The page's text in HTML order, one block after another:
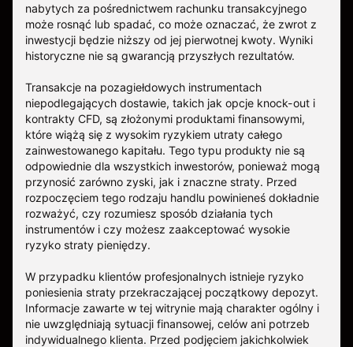
nabytych za pośrednictwem rachunku transakcyjnego
może rosnąć lub spadać, co może oznaczać, że zwrot z
inwestycji będzie niższy od jej pierwotnej kwoty. Wyniki
historyczne nie są gwarancją przyszłych rezultatów.
Transakcje na pozagiełdowych instrumentach
niepodlegających dostawie, takich jak opcje knock-out i
kontrakty CFD, są złożonymi produktami finansowymi,
które wiążą się z wysokim ryzykiem utraty całego
zainwestowanego kapitału. Tego typu produkty nie są
odpowiednie dla wszystkich inwestorów, ponieważ mogą
przynosić zarówno zyski, jak i znaczne straty. Przed
rozpoczęciem tego rodzaju handlu powinieneś dokładnie
rozważyć, czy rozumiesz sposób działania tych
instrumentów i czy możesz zaakceptować wysokie
ryzyko straty pieniędzy.
W przypadku klientów profesjonalnych istnieje ryzyko
poniesienia straty przekraczającej początkowy depozyt.
Informacje zawarte w tej witrynie mają charakter ogólny i
nie uwzględniają sytuacji finansowej, celów ani potrzeb
indywidualnego klienta. Przed podjęciem jakichkolwiek